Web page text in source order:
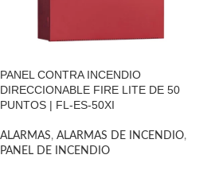
PANEL CONTRA INCENDIO
DIRECCIONABLE FIRE LITE DE 50
PUNTOS | FL-ES-50XI
ALARMAS, ALARMAS DE INCENDIO,
PANEL DE INCENDIO